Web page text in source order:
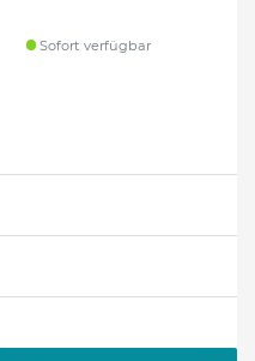
Sofort verfügbar